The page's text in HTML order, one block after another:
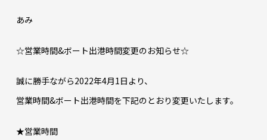
あみ
☆営業時間&ボート出港時間変更のお知らせ☆
誠に勝手ながら2022年4月1日より、
営業時間&ボート出港時間を下記のとおり変更いたします。
★営業時間